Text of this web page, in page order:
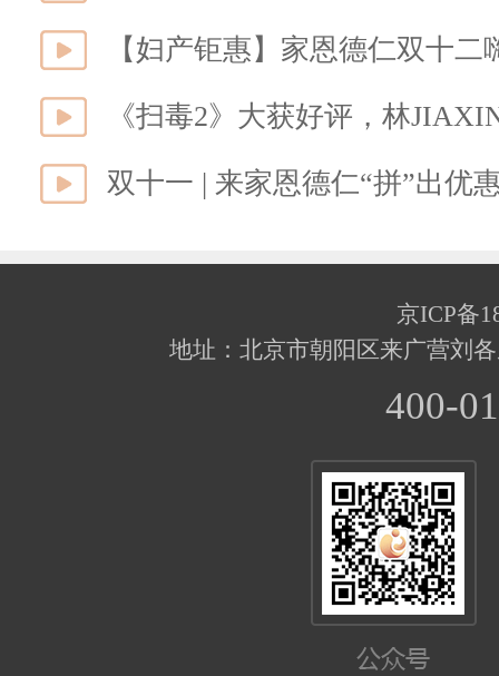
【妇产钜惠】家恩德仁双十二
《扫毒2》大获好评，林
双十一 | 来家恩德仁“拼”出优
京ICP备
地址：北京市朝阳区来广营刘
400-